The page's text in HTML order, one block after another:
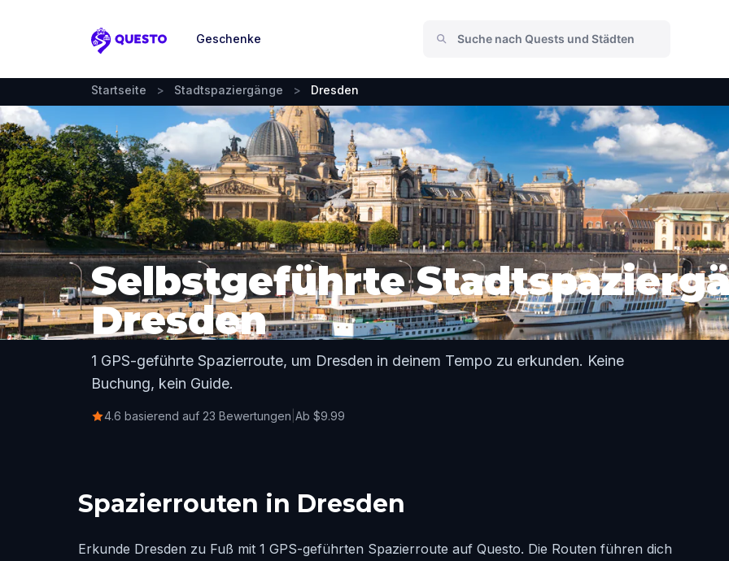
Questo
Geschenke
Startseite > Stadtspaziergänge > Dresden
Selbstgeführte
Dresden
1 GPS-geführte Spazierroute, um Dresden in deinem Tempo zu erkunden. Keine
Buchung, kein Guide.
4.6 basierend auf 23 Bewertungen Ab $9.99
Spazierrouten in Dresden
Erkunde Dresden zu Fuß mit 1 GPS-geführten Spazierroute auf Questo. Die Routen führen dich